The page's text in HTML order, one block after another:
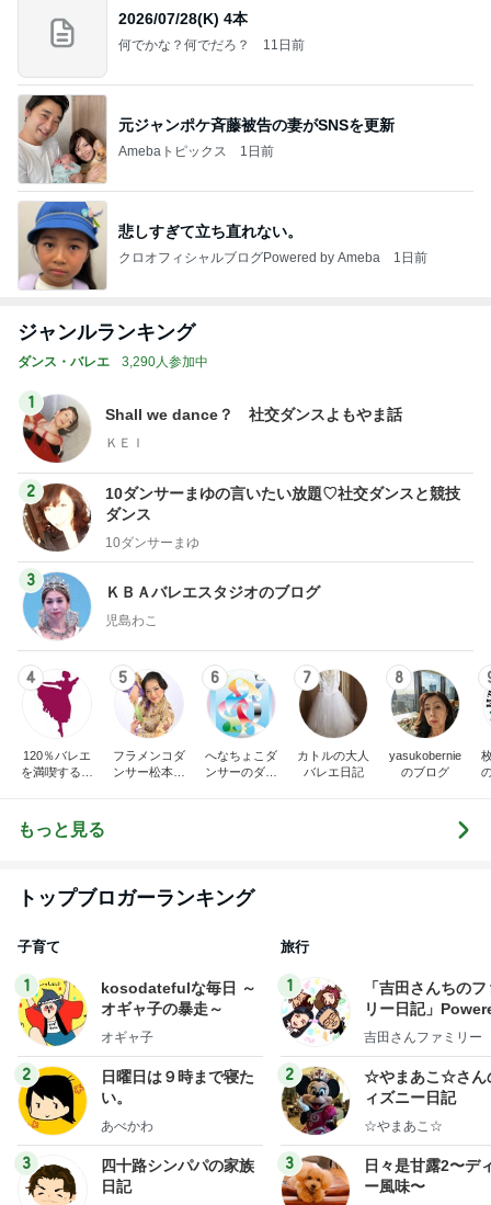
2026/07/28(K) 4本
何でかな？何でだろ？ 11日前
元ジャンポケ斉藤被告の妻がSNSを更新
Amebaトピックス 1日前
悲しすぎて立ち直れない。
クロオフィシャルブログPowered by Ameba 1日前
ジャンルランキング
ダンス・バレエ 3,290人参加中
1
Shall we dance？ 社交ダンスよもやま話
ＫＥＩ
2
10ダンサーまゆの言いたい放題♡社交ダンスと競技
ダンス
10ダンサーまゆ
3
ＫＢＡバレエスタジオのブログ
児島わこ
4
120％バレエ
を満喫するブ
5
フラメンコダ
ンサー松本真
6
へなちょこダ
ンサーのダン
7
カトルの大人
バレエ日記
8
yasukobernie
のブログ
もっと見る
トップブロガーランキング
子育て
1
kosodatefulな毎日 ～
オギャ子の暴走～
オギャ子
2
日曜日は９時まで寝た
い。
あべかわ
3
四十路シンパパの家族
日記
旅行
1
「吉田さんちの
リー日記」
y Ameba 吉田さ
ログ
吉田さんファミリー
2
☆やまあこ☆さん
ィズニー日記
☆やまあこ☆
3
日々是甘露2〜デ
ー風味〜